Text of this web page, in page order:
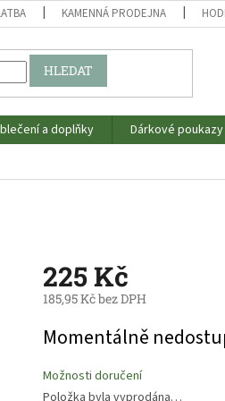
KAMENNÁ PRODEJNA
HLEDAT
a doplňky Dárkové poukazy
225 Kč
185,95 Kč bez DPH
cena:
Momentálně
Možnosti doručení